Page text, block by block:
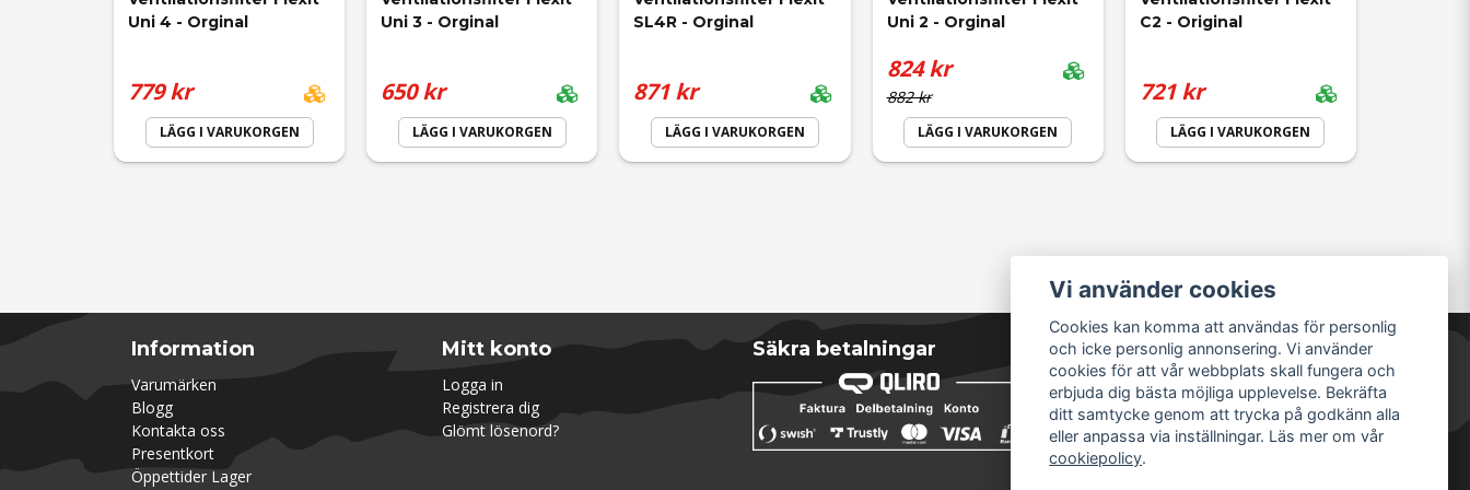
Skicka fråga
för 1 år sedan
Korosh
för 1 år sedan
Henrik
Uni 4 - Orginal
779 kr
LÄGG I VARUKORGEN
Uni 3 - Orginal
650 kr
LÄGG I VARUKORGEN
SL4R - Orginal
871 kr
LÄGG I VARUKORGEN
Uni 2 - Orginal
882 kr
824 kr
LÄGG I VARUKORGEN
C2 - Original
721 kr
LÄGG I VARUKORGEN
Information
Varumärken
Blogg
Kontakta oss
Presentkort
Öppettider Lager
Mitt konto
Logga in
Registrera dig
Glömt lösenord?
Säkra betalningar
Vi använder cookies
Cookies kan komma att användas för personlig
och icke personlig annonsering. Vi använder
cookies för att vår webbplats skall fungera och
erbjuda dig bästa möjliga upplevelse. Bekräfta
ditt samtycke genom att trycka på godkänn alla
eller anpassa via inställningar. Läs mer om vår
cookiepolicy.